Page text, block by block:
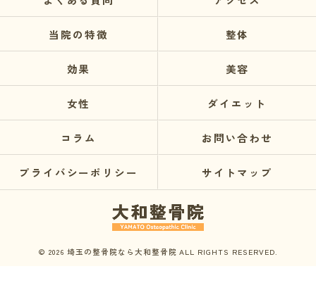
当院の特徴 整体
効果 美容
女性 ダイエット
コラム お問い合わせ
プライバシーポリシー サイトマップ
© 2026 埼玉の整骨院なら大和整骨院 ALL RIGHTS RESERVED.